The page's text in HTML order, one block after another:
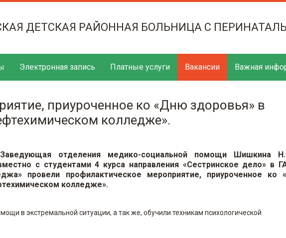
ДЕТСКАЯ РАЙОННАЯ БОЛЬНИЦА С
Электронная запись Платные услуги Вакансии Важная
приуроченное ко «Дню здоровья» в
колледже».
Заведующая отделения медико-социальной помощи Шишкина
с студентами 4 курса направления «Сестринское дело» в
провели профилактическое мероприятие, приуроченное ко
колледже».
в экстремальной ситуации, а так же, обучили техникам психологической